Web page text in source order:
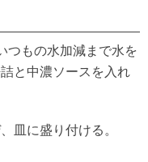
つもの水加減まで水を
と中濃ソースを入れ
皿に盛り付ける。